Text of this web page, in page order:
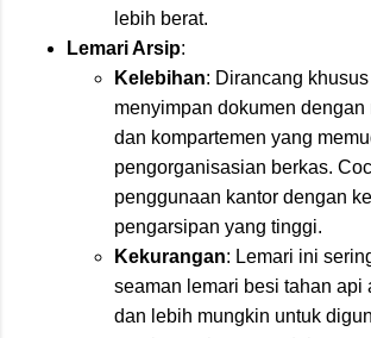
lebih berat.
Lemari Arsip:
Kelebihan: Dirancang
menyimpan dokumen
dan kompartemen yang
pengorganisasian berkas.
penggunaan kantor dengan
pengarsipan yang tinggi.
Kekurangan: Lemari ini
seaman lemari besi tahan api
dan lebih mungkin untuk